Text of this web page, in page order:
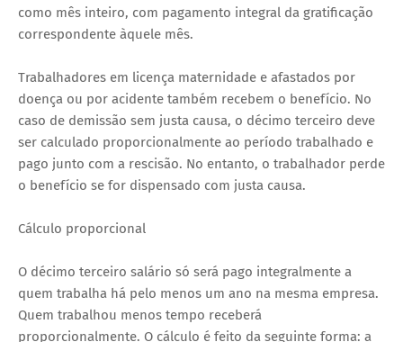
como mês inteiro, com pagamento integral da gratificação
correspondente àquele mês.
Trabalhadores em licença maternidade e afastados por
doença ou por acidente também recebem o benefício. No
caso de demissão sem justa causa, o décimo terceiro deve
ser calculado proporcionalmente ao período trabalhado e
pago junto com a rescisão. No entanto, o trabalhador perde
o benefício se for dispensado com justa causa.
Cálculo proporcional
O décimo terceiro salário só será pago integralmente a
quem trabalha há pelo menos um ano na mesma empresa.
Quem trabalhou menos tempo receberá
proporcionalmente. O cálculo é feito da seguinte forma: a